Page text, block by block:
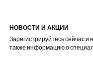
НОВОСТИ И АКЦИИ
Зарегистрируйтесь сейчас и
также информацию о